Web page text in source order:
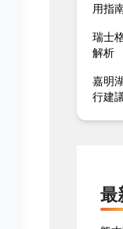
用指
瑞士
解析
嘉明
行建
最